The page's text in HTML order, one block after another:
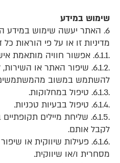
שימוש במידע
6. האתר יעשה שימוש במידע
מדיניות זו או על פי הוראות
.6.1.1. אפשור חוויה מותאמת אישית למשתמש.
.6.1.2. שיפור האתר או
להשתמש במשוב
.6.1.3. טיפול במחלוקות.
.6.1.4. טיפול בבעיות טכניות.
.6.1.5. שליחת מיילים
לקבל אותם.
.6.1.6. פעילות שיווקית או
מסחרית ו/או שיווקית.